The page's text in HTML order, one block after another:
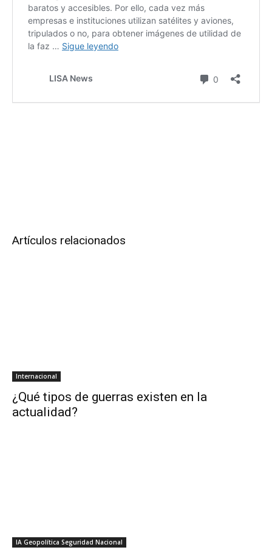
Artículos relacionados
Internacional
¿Qué tipos de guerras existen en la
actualidad?
IA Geopolítica Seguridad Nacional